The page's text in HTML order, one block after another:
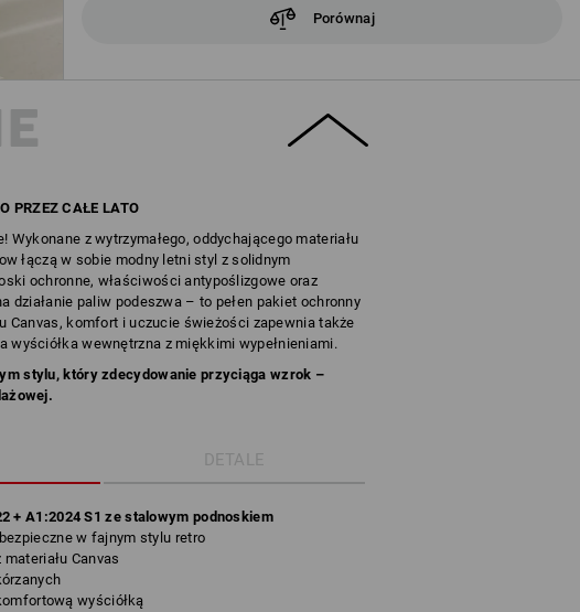
Porównaj
PRZEZ CAŁE LATO
Wykonane z wytrzymałego, oddychającego materiału
łączą w sobie modny letni styl z solidnym
ochronne, właściwości antypoślizgowe oraz
działanie paliw podeszwa – to pełen pakiet ochronny
Canvas, komfort i uczucie świeżości zapewnia także
wyściółka wewnętrzna z miękkimi wypełnieniami.
stylu, który zdecydowanie przyciąga wzrok –
DETALE
+ A1:2024 S1 ze stalowym podnoskiem
w fajnym stylu retro
Canvas
wyściółką